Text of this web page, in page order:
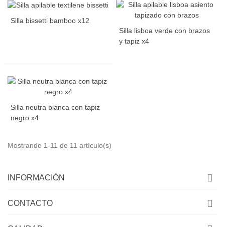
Silla bissetti bamboo x12
Silla lisboa verde con brazos
y tapiz x4
Silla neutra blanca con tapiz
negro x4
Mostrando 1-11 de 11 artículo(s)
INFORMACIÓN
CONTACTO